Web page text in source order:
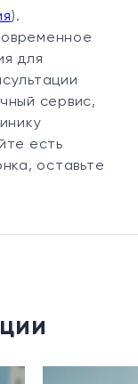
).
для
сервис,
есть
оставьте